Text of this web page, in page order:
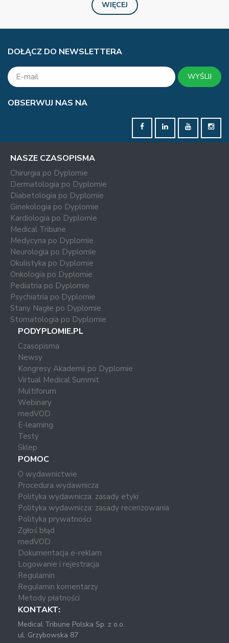
WIĘCEJ
DOŁĄCZ DO NEWSLETTERA
WYŚLIJ
OBSERWUJ NAS NA
NASZE CZASOPISMA
Chirurgia po Dyplomie
Dermatologia po Dyplomie
Diabetologia po Dyplomie
Ginekologia po Dyplomie
Kardiologia po Dyplomie
Medical Tribune
Medycyna po Dyplomie
Neurologia po Dyplomie
Okulistyka po Dyplomie
Onkologia po Dyplomie
Pediatria po Dyplomie
Psychiatria po Dyplomie
Stany Nagłe po Dyplomie
Stomatologia po Dyplomie
PODYPLOMIE.PL
Czasopisma
Newsy
Kongresy Akademii po Dyplomie
Virtual Medical Summit
Multiforum
Webinary
medVOD
E-learning
Testy
Sklep
POMOC
O wydawnictwie
Procedura wydawnicza
Polityka wydawnicza: zasady etyki
Polityka wydawnicza: zasady recenzowania
Polityka prywatności
Zgłoś błąd
medVOD
Dokumentacja e-reklam
Logowanie i rejestracja
Regulamin
Regulamin komentarzy
Metody płatności
KONTAKT:
Medical Tribune Polska Sp. z o.o.
ul. Grzybowska 87